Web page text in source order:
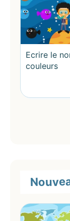
Ecrire le
couleurs